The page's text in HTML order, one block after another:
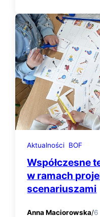
Aktualności BOF
Współczesne
w ramach
scenariuszami
Anna Maciorowska/6